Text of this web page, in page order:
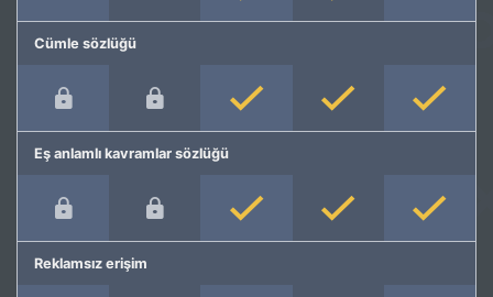
Cümle sözlüğü
Eş anlamlı kavramlar sözlüğü
Reklamsız erişim